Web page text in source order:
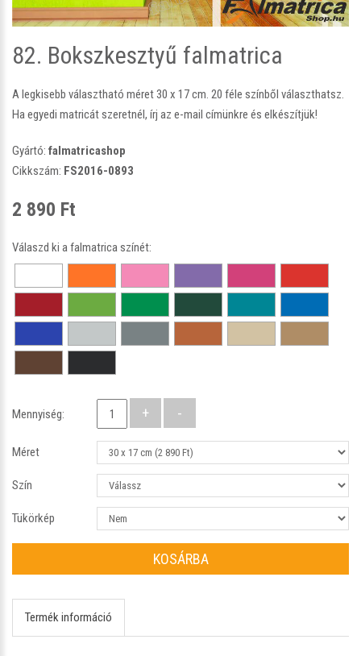
82. Bokszkesztyű falmatrica
A legkisebb választható méret 30 x 17 cm. 20 féle színből választhatsz.
Ha egyedi matricát szeretnél, írj az e-mail címünkre és elkészítjük!
Gyártó: falmatricashop
Cikkszám: FS2016-0893
2 890 Ft
Válaszd ki a falmatrica színét:
Mennyiség:
Méret
Szín
Tükörkép
KOSÁRBA
Termék információ